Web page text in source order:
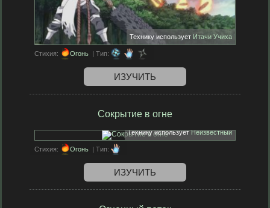
Технику использует Итачи Учиха
Стихия: Огонь | Тип:
ИЗУЧИТЬ
Сокрытие в огне
Технику используетНеизвестный
Стихия: Огонь | Тип:
ИЗУЧИТЬ